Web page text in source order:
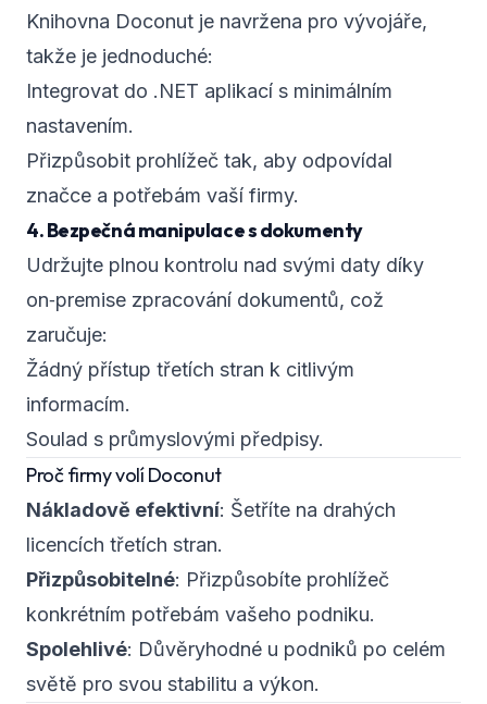
Knihovna Doconut je navržena pro vývojáře,
takže je jednoduché:
Integrovat do .NET aplikací s minimálním
nastavením.
Přizpůsobit prohlížeč tak, aby odpovídal
značce a potřebám vaší firmy.
4. Bezpečná manipulace s dokumenty
Udržujte plnou kontrolu nad svými daty díky
on‑premise zpracování dokumentů, což
zaručuje:
Žádný přístup třetích stran k citlivým
informacím.
Soulad s průmyslovými předpisy.
Proč firmy volí Doconut
Nákladově efektivní: Šetříte na drahých
licencích třetích stran.
Přizpůsobitelné: Přizpůsobíte prohlížeč
konkrétním potřebám vašeho podniku.
Spolehlivé: Důvěryhodné u podniků po celém
světě pro svou stabilitu a výkon.